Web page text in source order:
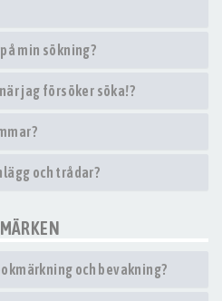
min sökning?
jag försöker söka!?
och trådar?
och bevakning?